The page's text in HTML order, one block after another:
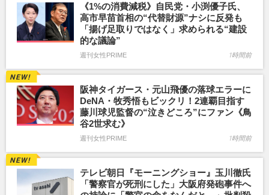
《1%の消費減税》自民党・小渕優子氏、
高市早苗首相の“代替財源”ナシに反発も
「揚げ足取りではなく」求められる“建設
的な議論”
週刊女性PRIME 1時間前
阪神タイガース・元山飛優の落球エラーに
DeNA・牧秀悟もビックリ！2連覇目指す
藤川球児監督の“泣きどころ”にファン《鳥
谷2世求む》
週刊女性PRIME 1時間前
テレビ朝日『モーニングショー』玉川徹氏
「警察官が死刑にした」大阪府発砲事件へ